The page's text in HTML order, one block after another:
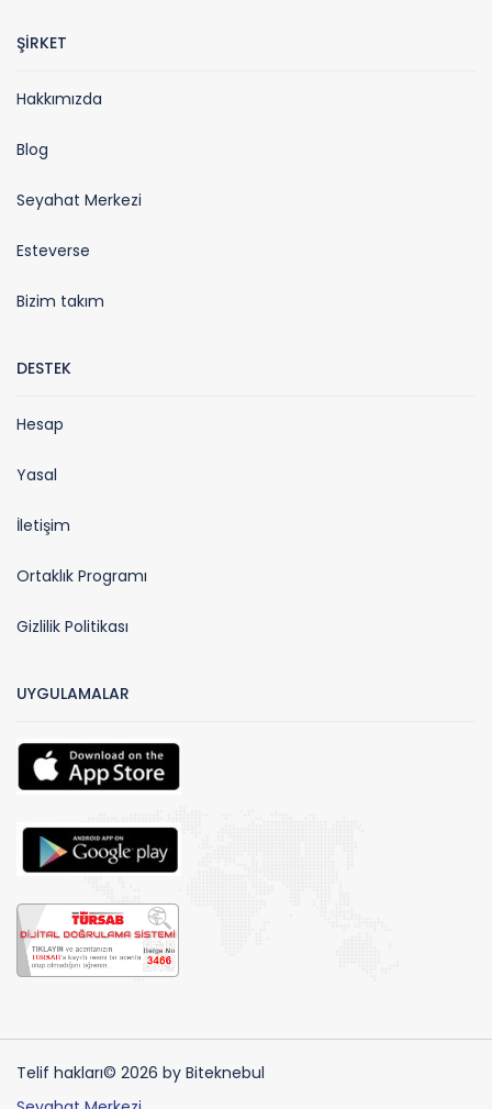
ŞİRKET
Hakkımızda
Blog
Seyahat Merkezi
Esteverse
Bizim takım
DESTEK
Hesap
Yasal
İletişim
Ortaklık Programı
Gizlilik Politikası
UYGULAMALAR
Telif hakları© 2026 by Biteknebul